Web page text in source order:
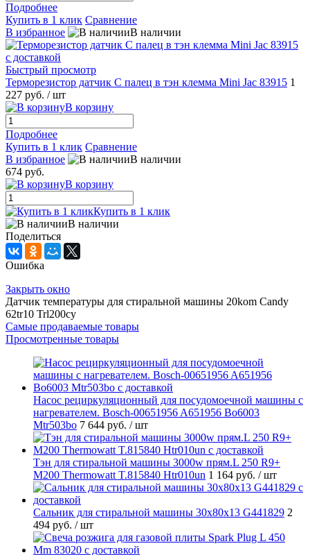
Подробнее
Купить в 1 клик Сравнение
В избранное
В наличии
Быстрый просмотр
Терморезистор датчик C палец в тэн клемма Mini Jac 83915 1
227 руб. / шт
В корзину
Подробнее
Купить в 1 клик Сравнение
В избранное
В наличии
674 руб.
В корзину
Купить в 1 клик
В наличии
Поделиться
Ошибка
Закрыть окно
Датчик температуры для стиральной машины 20kom Candy
62tr10 Trl200cy
Самые продаваемые товары
Просмотренные товары
Насос рециркуляционный для посудомоечной машины с
нагревателем. Bosch-00651956 A651956 Bo6003
Mtr503bo 7 644 руб. / шт
Тэн для стиральной машины 3000w прям.L 250 R9+
M200 Thermowatt T.815840 Htr010un 1 164 руб. / шт
Cальник для стиральной машины 30x80x13 G441829 2
494 руб. / шт